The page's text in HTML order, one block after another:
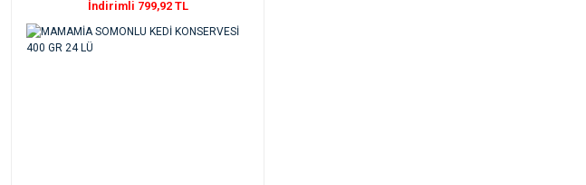
İndirimli 799,92 TL